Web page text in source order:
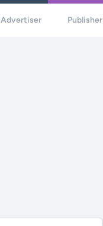
Advertiser Publisher